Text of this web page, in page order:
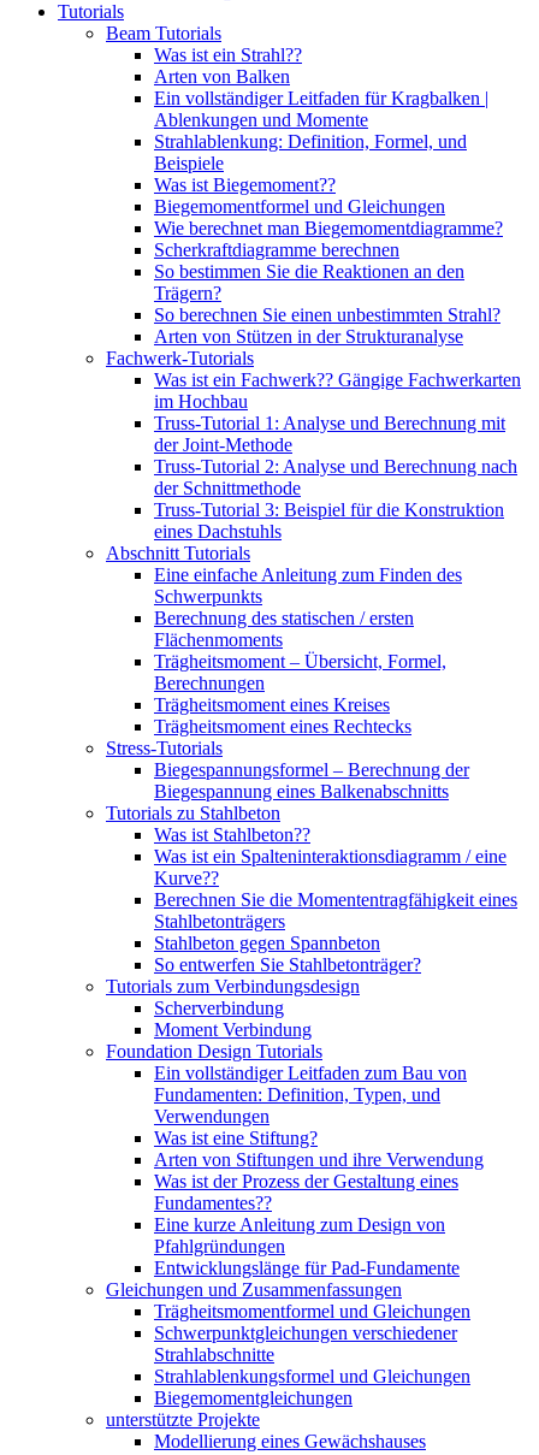
Tutorials
Beam Tutorials
Was ist ein Strahl??
Arten von Balken
Ein vollständiger Leitfaden für Kragbalken |
Ablenkungen und Momente
Strahlablenkung: Definition, Formel, und
Beispiele
Was ist Biegemoment??
Biegemomentformel und Gleichungen
Wie berechnet man Biegemomentdiagramme?
Scherkraftdiagramme berechnen
So bestimmen Sie die Reaktionen an den
Trägern?
So berechnen Sie einen unbestimmten Strahl?
Arten von Stützen in der Strukturanalyse
Fachwerk-Tutorials
Was ist ein Fachwerk?? Gängige Fachwerkarten
im Hochbau
Truss-Tutorial 1: Analyse und Berechnung mit
der Joint-Methode
Truss-Tutorial 2: Analyse und Berechnung nach
der Schnittmethode
Truss-Tutorial 3: Beispiel für die Konstruktion
eines Dachstuhls
Abschnitt Tutorials
Eine einfache Anleitung zum Finden des
Schwerpunkts
Berechnung des statischen / ersten
Flächenmoments
Trägheitsmoment – ​​Übersicht, Formel,
Berechnungen
Trägheitsmoment eines Kreises
Trägheitsmoment eines Rechtecks
Stress-Tutorials
Biegespannungsformel – Berechnung der
Biegespannung eines Balkenabschnitts
Tutorials zu Stahlbeton
Was ist Stahlbeton??
Was ist ein Spalteninteraktionsdiagramm / eine
Kurve??
Berechnen Sie die Momententragfähigkeit eines
Stahlbetonträgers
Stahlbeton gegen Spannbeton
So entwerfen Sie Stahlbetonträger?
Tutorials zum Verbindungsdesign
Scherverbindung
Moment Verbindung
Foundation Design Tutorials
Ein vollständiger Leitfaden zum Bau von
Fundamenten: Definition, Typen, und
Verwendungen
Was ist eine Stiftung?
Arten von Stiftungen und ihre Verwendung
Was ist der Prozess der Gestaltung eines
Fundamentes??
Eine kurze Anleitung zum Design von
Pfahlgründungen
Entwicklungslänge für Pad-Fundamente
Gleichungen und Zusammenfassungen
Trägheitsmomentformel und Gleichungen
Schwerpunktgleichungen verschiedener
Strahlabschnitte
Strahlablenkungsformel und Gleichungen
Biegemomentgleichungen
unterstützte Projekte
Modellierung eines Gewächshauses